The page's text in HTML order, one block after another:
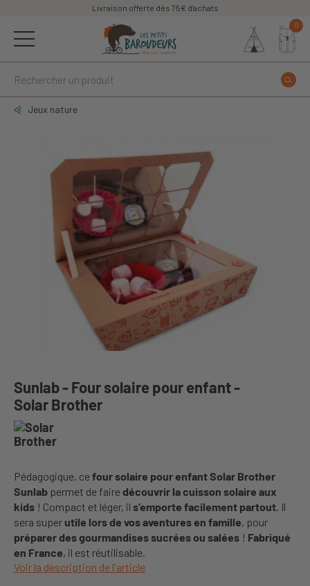
Livraison offerte dès 75€ d'achats
0
Jeux nature
Sunlab - Four solaire pour enfant -
Solar Brother
Pédagogique, cefour solaire pour enfant Solar Brother
Sunlab permet de fairedécouvrir la cuisson solaire aux
kids ! Compact et léger, il s’emporte facilement partout. Il
sera super utile lors de vos aventures en famille, pour
préparer des gourmandises sucrées ou salées ! Fabriqué
en France, il est réutilisable.
Voir la description de l'article